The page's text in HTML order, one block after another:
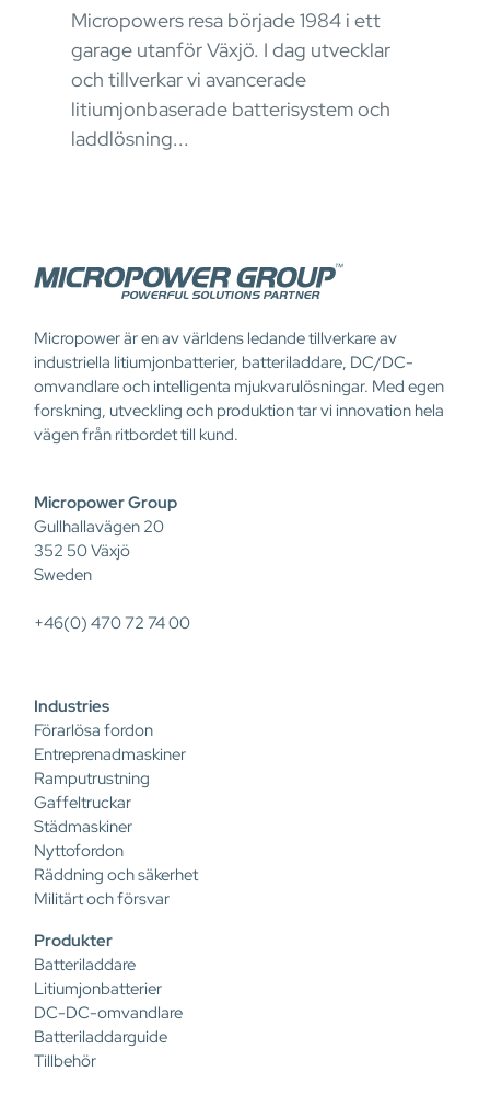
Micropowers resa började 1984 i ett
garage utanför Växjö. I dag utvecklar
och tillverkar vi avancerade
litiumjonbaserade batterisystem och
laddlösning...
Micropower är en av världens ledande tillverkare av
industriella litiumjonbatterier, batteriladdare, DC/DC-
omvandlare och intelligenta mjukvarulösningar. Med egen
forskning, utveckling och produktion tar vi innovation hela
vägen från ritbordet till kund.
Micropower Group
Gullhallavägen 20
352 50 Växjö
Sweden
+46(0) 470 72 74 00
Industries
Förarlösa fordon
Entreprenadmaskiner
Ramputrustning
Gaffeltruckar
Städmaskiner
Nyttofordon
Räddning och säkerhet
Militärt och försvar
Produkter
Batteriladdare
Litiumjonbatterier
DC-DC-omvandlare
Batteriladdarguide
Tillbehör